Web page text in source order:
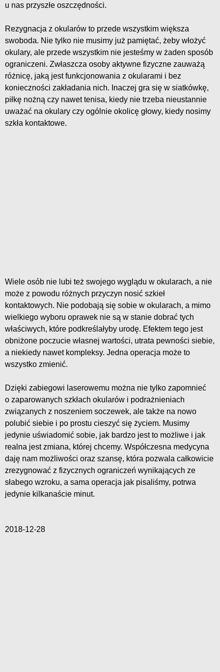
u nas przyszłe oszczędności.
Rezygnacja z okularów to przede wszystkim większa
swoboda. Nie tylko nie musimy już pamiętać, żeby włożyć
okulary, ale przede wszystkim nie jesteśmy w żaden sposób
ograniczeni. Zwłaszcza osoby aktywne fizyczne zauważą
różnicę, jaką jest funkcjonowania z okularami i bez
konieczności zakładania nich. Inaczej gra się w siatkówkę,
piłkę nożną czy nawet tenisa, kiedy nie trzeba nieustannie
uważać na okulary czy ogólnie okolicę głowy, kiedy nosimy
szkła kontaktowe.
Wiele osób nie lubi też swojego wyglądu w okularach, a nie
może z powodu różnych przyczyn nosić szkieł
kontaktowych. Nie podobają się sobie w okularach, a mimo
wielkiego wyboru oprawek nie są w stanie dobrać tych
właściwych, które podkreślałyby urodę. Efektem tego jest
obniżone poczucie własnej wartości, utrata pewności siebie,
a niekiedy nawet kompleksy. Jedna operacja może to
wszystko zmienić.
Dzięki zabiegowi laserowemu można nie tylko zapomnieć
o zaparowanych szkłach okularów i podrażnieniach
związanych z noszeniem soczewek, ale także na nowo
polubić siebie i po prostu cieszyć się życiem. Musimy
jedynie uświadomić sobie, jak bardzo jest to możliwe i jak
realna jest zmiana, której chcemy. Współczesna medycyna
daję nam możliwości oraz szansę, która pozwala całkowicie
zrezygnować z fizycznych ograniczeń wynikających ze
słabego wzroku, a sama operacja jak pisaliśmy, potrwa
jedynie kilkanaście minut.
2018-12-28